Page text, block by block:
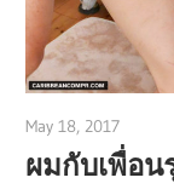
May 18, 2017
ผมกับเพื่อน